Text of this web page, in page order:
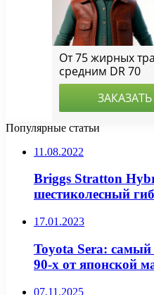
Популярные статьи
11.08.2022
Briggs Stratton
шестиколесный
17.01.2023
Toyota Sera:
90-х от японской
07.11.2025